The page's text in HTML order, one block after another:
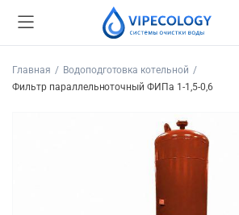
Главная
Водоподготовка котельной
Фильтр параллельноточный ФИПа 1-1,5-0,6